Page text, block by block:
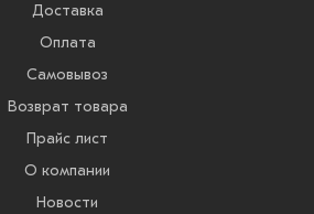
Доставка
Оплата
Самовывоз
Возврат товара
Прайс лист
О компании
Новости